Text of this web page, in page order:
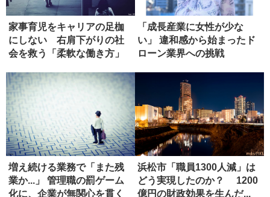
家事育児をキャリアの足枷
にしない 右肩下がりの社
会を救う「柔軟な働き方」
「成長産業に女性が少な
い」 違和感から始まったド
ローン業界への挑戦
増え続ける業務で「また残
業か...」 管理職の罰ゲーム
化に、企業が無関心を貫く
浜松市「職員1300人減」は
どう実現したのか？ 1200
億円の財政効果を生んだ...